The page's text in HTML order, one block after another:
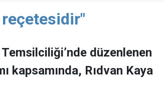
düzenlenen
kapsamında, Rıdvan Kaya